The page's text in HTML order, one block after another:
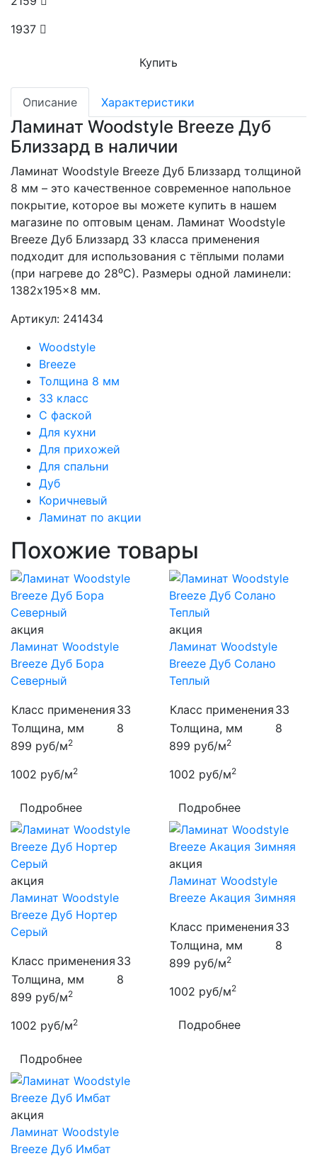
1937
Купить
Описание Характеристики
Ламинат Woodstyle Breeze Дуб
Близзард в наличии
Ламинат Woodstyle Breeze Дуб Близзард толщиной
8 мм – это качественное современное напольное
покрытие, которое вы можете купить в нашем
магазине по оптовым ценам. Ламинат Woodstyle
Breeze Дуб Близзард 33 класса применения
подходит для использования с тёплыми полами
(при нагреве до 28⁰С). Размеры одной ламинели:
1382x195x8 мм.
Артикул: 241434
Woodstyle
Breeze
Толщина 8 мм
33 класс
С фаской
Для кухни
Для прихожей
Для спальни
Дуб
Коричневый
Ламинат по акции
Похожие товары
акция
Ламинат Woodstyle
Breeze Дуб Бора
Северный
Класс применения 33
Толщина, мм
8
899 руб/м2
1002 руб/м2
Подробнее
акция
Ламинат Woodstyle
Breeze Дуб Солано
Теплый
Класс применения 33
Толщина, мм
8
899 руб/м2
1002 руб/м2
Подробнее
акция
Ламинат Woodstyle
Breeze Дуб Нортер
Серый
Класс применения 33
Толщина, мм
8
899 руб/м2
1002 руб/м2
Подробнее
акция
Ламинат Woodstyle
Breeze Акация Зимняя
Класс применения 33
Толщина, мм
8
899 руб/м2
1002 руб/м2
Подробнее
акция
Ламинат Woodstyle
Breeze Дуб Имбат